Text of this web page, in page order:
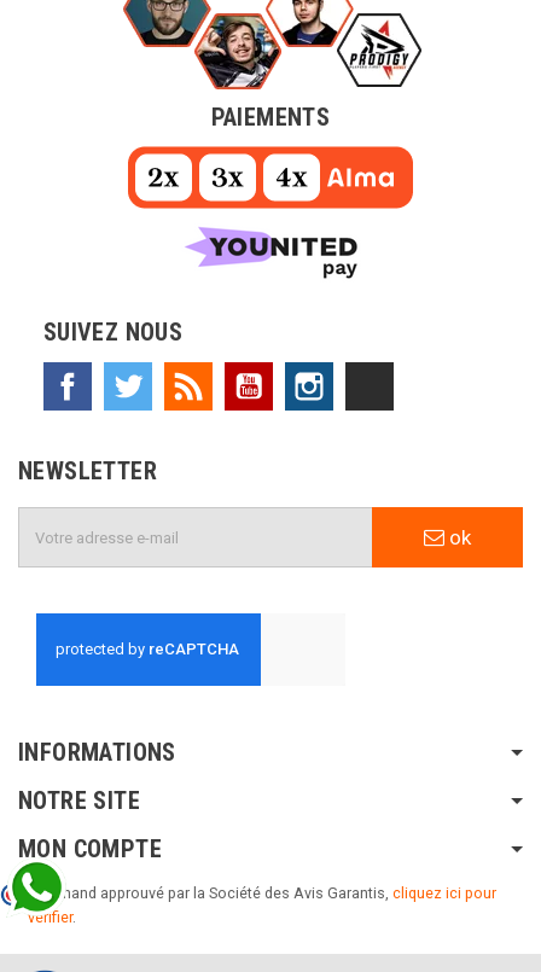
PAIEMENTS
SUIVEZ NOUS
Facebook Twitter Rss YouTube
NEWSLETTER
ok
INFORMATIONS
NOTRE SITE
MON COMPTE
Marchand approuvé par la Société des Avis Garantis, cliquez ici pour
vérifier.